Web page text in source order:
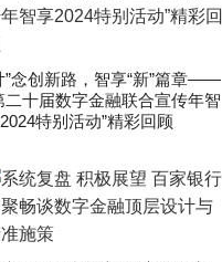
”念创新路，智享“新”篇章——
二十届数字金融联合宣传年智
特别活动”精彩回顾